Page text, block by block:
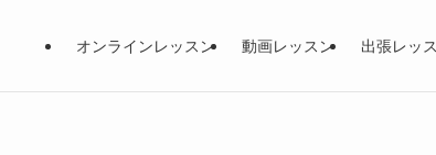
オンラインレッスン 動画レッスン 出張レッ